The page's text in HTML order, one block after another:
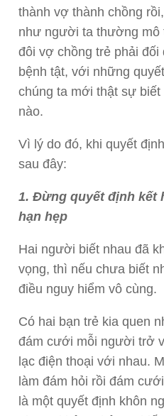
thành vợ thành chồng
như người ta thường mô
đôi vợ chồng trẻ phải
bệnh tật, với những
chúng ta mới thật sự
nào.
Vì lý do đó, khi quyết
sau đây:
1. Đừng quyết định kết
hạn hẹp
Hai người biết nhau đã
vọng, thì nếu chưa biết
điều nguy hiểm vô cùng.
Có hai bạn trẻ kia quen
đám cưới mỗi người trở
lạc điện thoại với nhau.
làm đám hỏi rồi đám
là một quyết định khôn